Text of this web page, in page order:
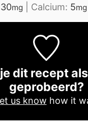
30mg Calcium: 5mg
dit recept
geprobeerd?
us know how it